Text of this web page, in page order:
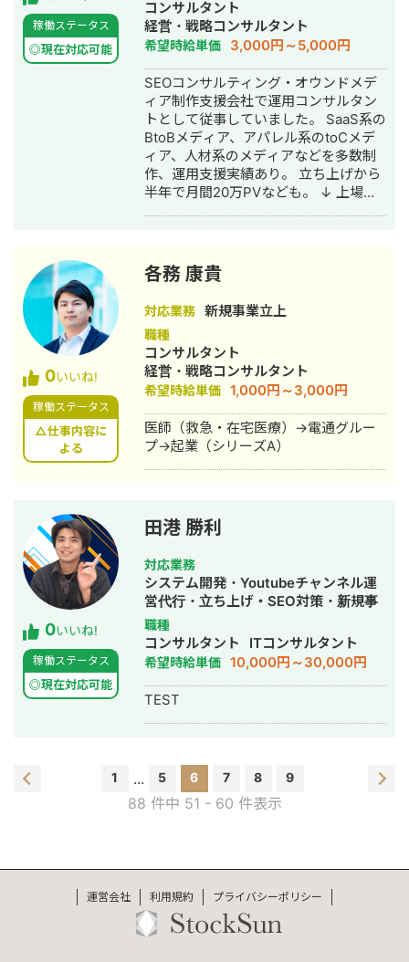
稼働ステータス
◎現在対応可能
制作・デザイン・リスティング広告運
用代行・オウンドメディア制作・構
築・運用代行
コンサルタント
経営・戦略コンサルタント
希望時給単価 3,000円～5,000円
SEOコンサルティング・オウンドメデ
ィア制作支援会社で運用コンサルタン
トとして従事していました。 SaaS系の
BtoBメディア、アパレル系のtoCメデ
ィア、人材系のメディアなどを多数制
作、運用支援実績あり。 立ち上げから
半年で月間20万PVなども。 ↓ 上場企
算を扱っていたこともあります。 成果
報酬型の広告運用も多数案件対応して
おり、ASPやメディアリレーションの
実績も豊富です。 ↓ SaaSの事業会社
の代表も務めていました。 社員20人で
年商も数億円。 グループ全体で言うと
社員100名以上の組織の経営幹部として
も活動していたので、採用、組織人
事、バックオフィス周りも含めてマー
ケティングのみならず事業会社理解も
含めて幅広く対応可能です。
0いいね!
稼働ステータス
△仕事内容に
よる
各務 康貴
対応業務 新規事業立上
職種
コンサルタント
経営・戦略コンサルタント
希望時給単価 1,000円～3,000円
医師（救急・在宅医療）→電通グルー
プ→起業（シリーズA）
0いいね!
稼働ステータス
◎現在対応可能
田港 勝利
対応業務
システム開発・Youtubeチャンネル運
営代行・立ち上げ・SEO対策・新規事
業立上・SNS運用代行・記事作成代
行・ライティング・ホームページ制
作・作成・AI活用
職種
コンサルタント ITコンサルタント
希望時給単価 10,000円～30,000円
TEST
1 ... 5 6 7 8 9
88 件中 51 - 60 件表示
運営会社 利用規約 プライバシーポリシー